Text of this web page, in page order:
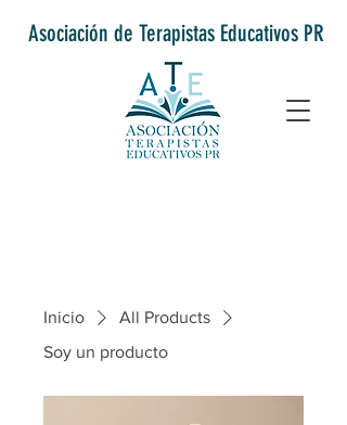
Asociación de Terapistas Educativos PR
Inicio
All Products
Soy un producto